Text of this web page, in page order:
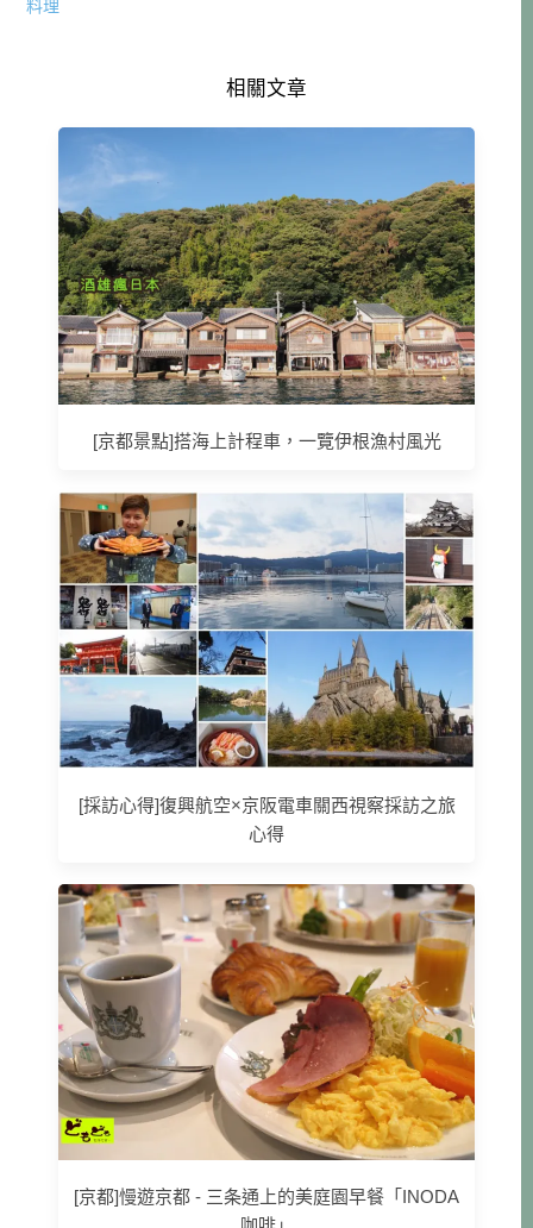
料理
相關文章
[京都景點]搭海上計程車，一覽伊根漁村風光
[採訪心得]復興航空×京阪電車關西視察採訪之旅
心得
[京都]慢遊京都 - 三条通上的美庭園早餐「INODA